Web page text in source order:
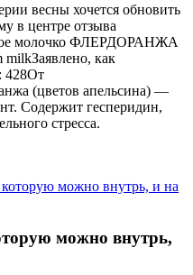
весны хочется обновить
в центре отзыва
молочко ФЛЕРДОРАНЖА
milkЗаявлено, как
428От
(цветов апельсина) —
Содержит гесперидин,
стресса.
можно внутрь,